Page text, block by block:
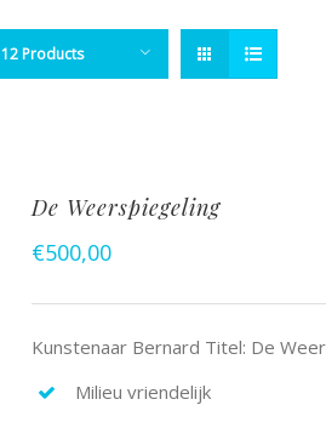
12 Products
De Weerspiegeling
€500,00
Kunstenaar Bernard Titel: De
Milieu vriendelijk